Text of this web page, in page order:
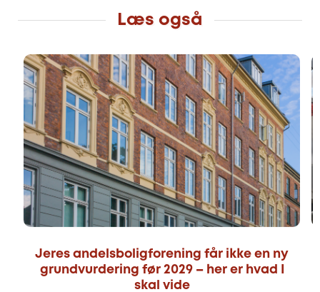
Læs også
Jeres andelsboligforening får ikke en ny
grundvurdering før 2029 – her er hvad I
skal vide